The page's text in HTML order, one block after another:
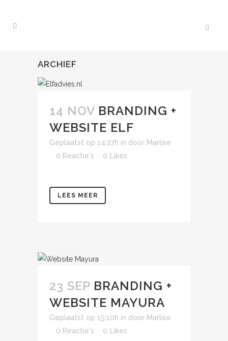
ARCHIEF
14 NOV BRANDING +
WEBSITE ELF
Geplaatst op 14:27h in door Marlise
0 Reactie's
0 Likes
LEES MEER
23 SEP BRANDING +
WEBSITE MAYURA
Geplaatst op 15:10h in door Marlise
0 Reactie's
0 Likes